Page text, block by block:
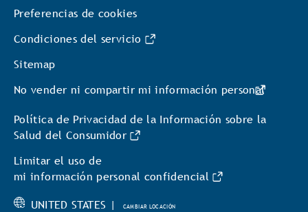
Preferencias de cookies
Condiciones del servicio
Sitemap
No vender ni compartir mi información personal
Política de Privacidad de la Información sobre la
Salud del Consumidor
Limitar el uso de
mi información personal confidencial
UNITED STATES | CAMBIAR LOCACIÓN